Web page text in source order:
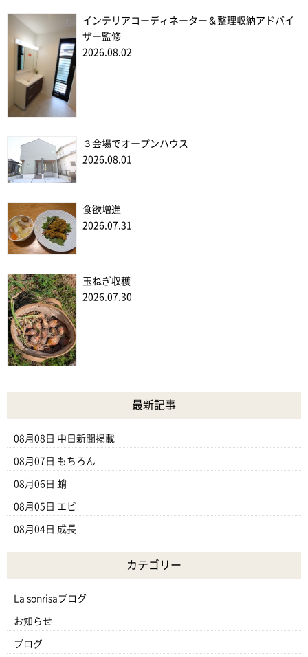
インテリアコーディネーター＆整理収納アドバイ
ザー監修
2026.08.02
３会場でオープンハウス
2026.08.01
食欲増進
2026.07.31
玉ねぎ収穫
2026.07.30
最新記事
08月08日 中日新聞掲載
08月07日 もちろん
08月06日 蛸
08月05日 エビ
08月04日 成長
カテゴリー
La sonrisaブログ
お知らせ
ブログ